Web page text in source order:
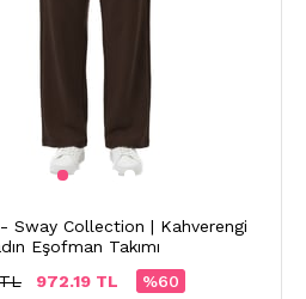
Sway Collection | Kahverengi
Eşofman Takımı
%60
972.19 TL